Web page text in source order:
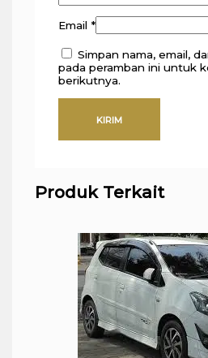
Email *
Simpan nama, email,
pada peramban ini untuk
berikutnya.
Produk Terkait